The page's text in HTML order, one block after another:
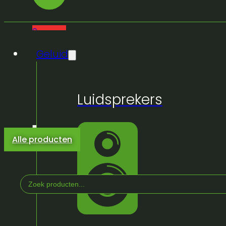
0
Geluid
Luidsprekers
Alle producten
Search
...
/ Winkel/Licht & Effeckten